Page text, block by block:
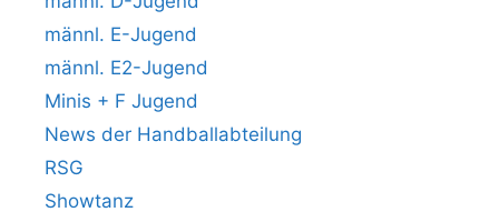
männl. E-Jugend
männl. E2-Jugend
Minis + F Jugend
News der Handballabteilung
RSG
Showtanz